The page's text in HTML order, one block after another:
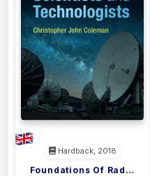
Hardback, 2018
Foundations Of Radio